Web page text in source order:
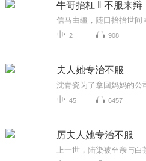
牛哥抬杠 ‖ 不服来辩
信马由缰，随口抬抬世间
2 908
夫人她专治不服
45 6457
厉夫人她专治不服